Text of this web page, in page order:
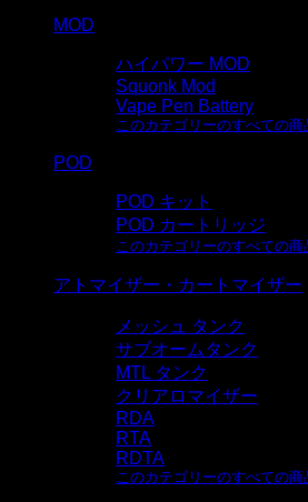
MOD
ハイパワー MOD
Squonk Mod
Vape Pen Battery
このカテゴリーのすべての商
POD
POD キット
POD カートリッジ
このカテゴリーのすべての商
アトマイザー・カートマイザー
メッシュ タンク
サブオームタンク
MTL タンク
クリアロマイザー
RDA
RTA
RDTA
このカテゴリーのすべての商